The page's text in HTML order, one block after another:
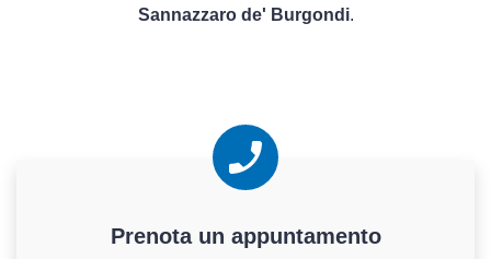
Sannazzaro de' Burgondi.
Prenota un appuntamento